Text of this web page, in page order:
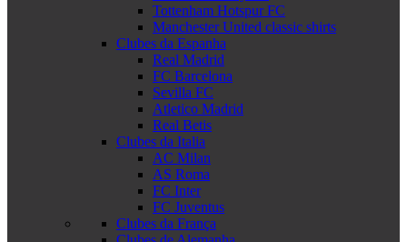
Tottenham Hotspur FC
Manchester United classic shirts
Clubes da Espanha
Real Madrid
FC Barcelona
Sevilla FC
Atletico Madrid
Real Betis
Clubes da Italia
AC Milan
AS Roma
FC Inter
FC Juventus
Clubes da França